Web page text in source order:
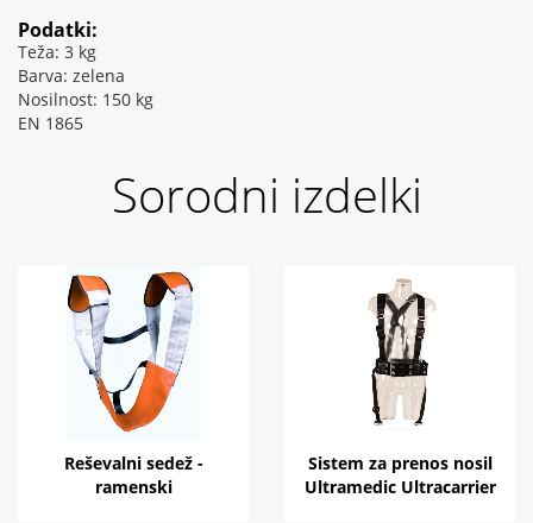
Podatki:
Teža: 3 kg
Barva: zelena
Nosilnost: 150 kg
EN 1865
Sorodni izdelki
Reševalni sedež -
ramenski
Sistem za prenos nosil
Ultramedic Ultracarrier